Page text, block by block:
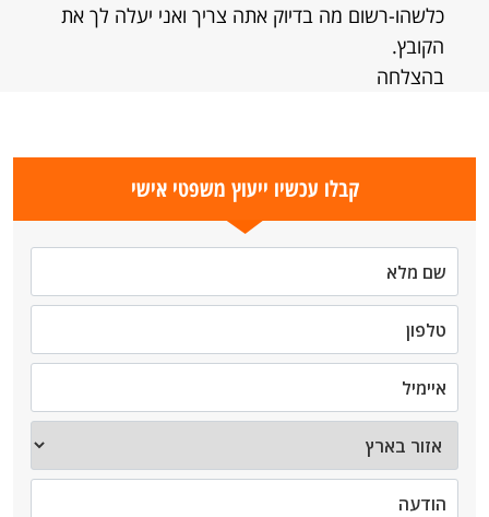
כלשהו-רשום מה בדיוק אתה צריך ואני יעלה לך את
הקובץ.
בהצלחה
קבלו עכשיו ייעוץ משפטי אישי